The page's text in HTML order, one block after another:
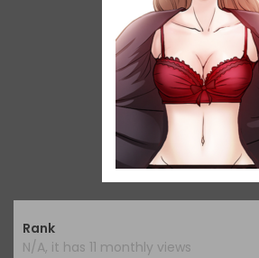
Rank
N/A, it has 11 monthly views